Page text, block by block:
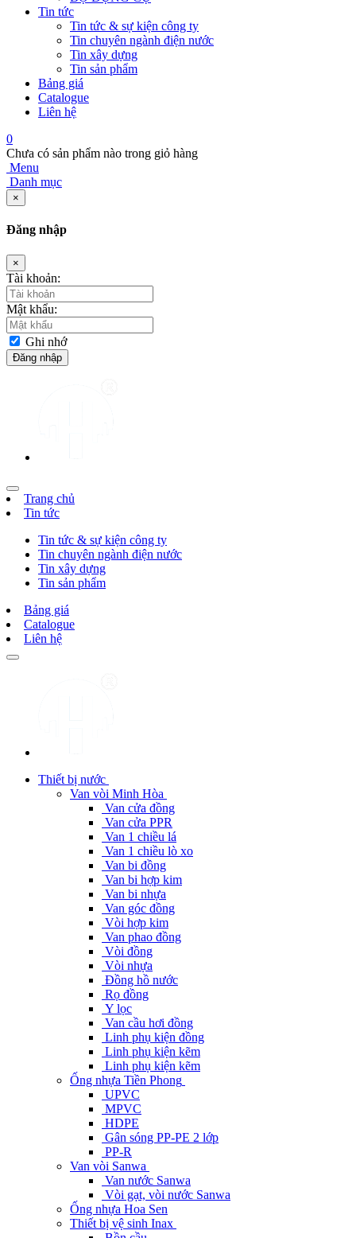
Tin tức
Tin tức & sự kiện công ty
Tin chuyên ngành điện nước
Tin xây dựng
Tin sản phẩm
Bảng giá
Catalogue
Liên hệ
0
Chưa có sản phẩm nào trong giỏ hàng
Menu
Danh mục
×
Đăng nhập
×
Tài khoản:
Mật khẩu:
Ghi nhớ
Trang chủ
Tin tức
Tin tức & sự kiện công ty
Tin chuyên ngành điện nước
Tin xây dựng
Tin sản phẩm
Bảng giá
Catalogue
Liên hệ
Thiết bị nước
Van vòi Minh Hòa
Van cửa đồng
Van cửa PPR
Van 1 chiều lá
Van 1 chiều lò xo
Van bi đồng
Van bi hợp kim
Van bi nhựa
Van góc đồng
Vòi hợp kim
Van phao đồng
Vòi đồng
Vòi nhựa
Đồng hồ nước
Rọ đồng
Y lọc
Van cầu hơi đồng
Linh phụ kiện đồng
Linh phụ kiện kẽm
Linh phụ kiện kẽm
Ống nhựa Tiền Phong
UPVC
MPVC
HDPE
Gân sóng PP-PE 2 lớp
PP-R
Van vòi Sanwa
Van nước Sanwa
Vòi gạt, vòi nước Sanwa
Ống nhựa Hoa Sen
Thiết bị vệ sinh Inax